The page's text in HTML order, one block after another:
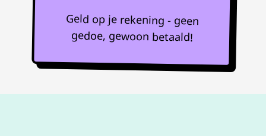
Geld op je rekening - geen
gedoe, gewoon betaald!